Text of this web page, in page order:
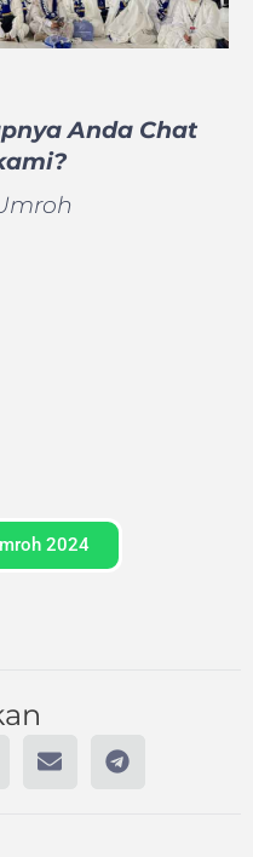
Anda Chat
2024